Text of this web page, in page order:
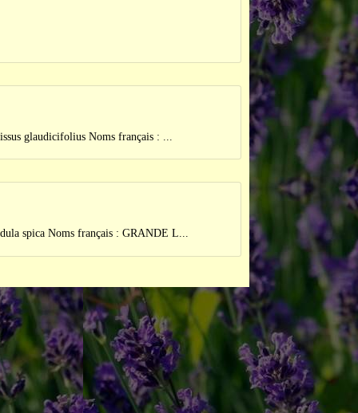
Noms français : ...
Noms français : GRANDE L...